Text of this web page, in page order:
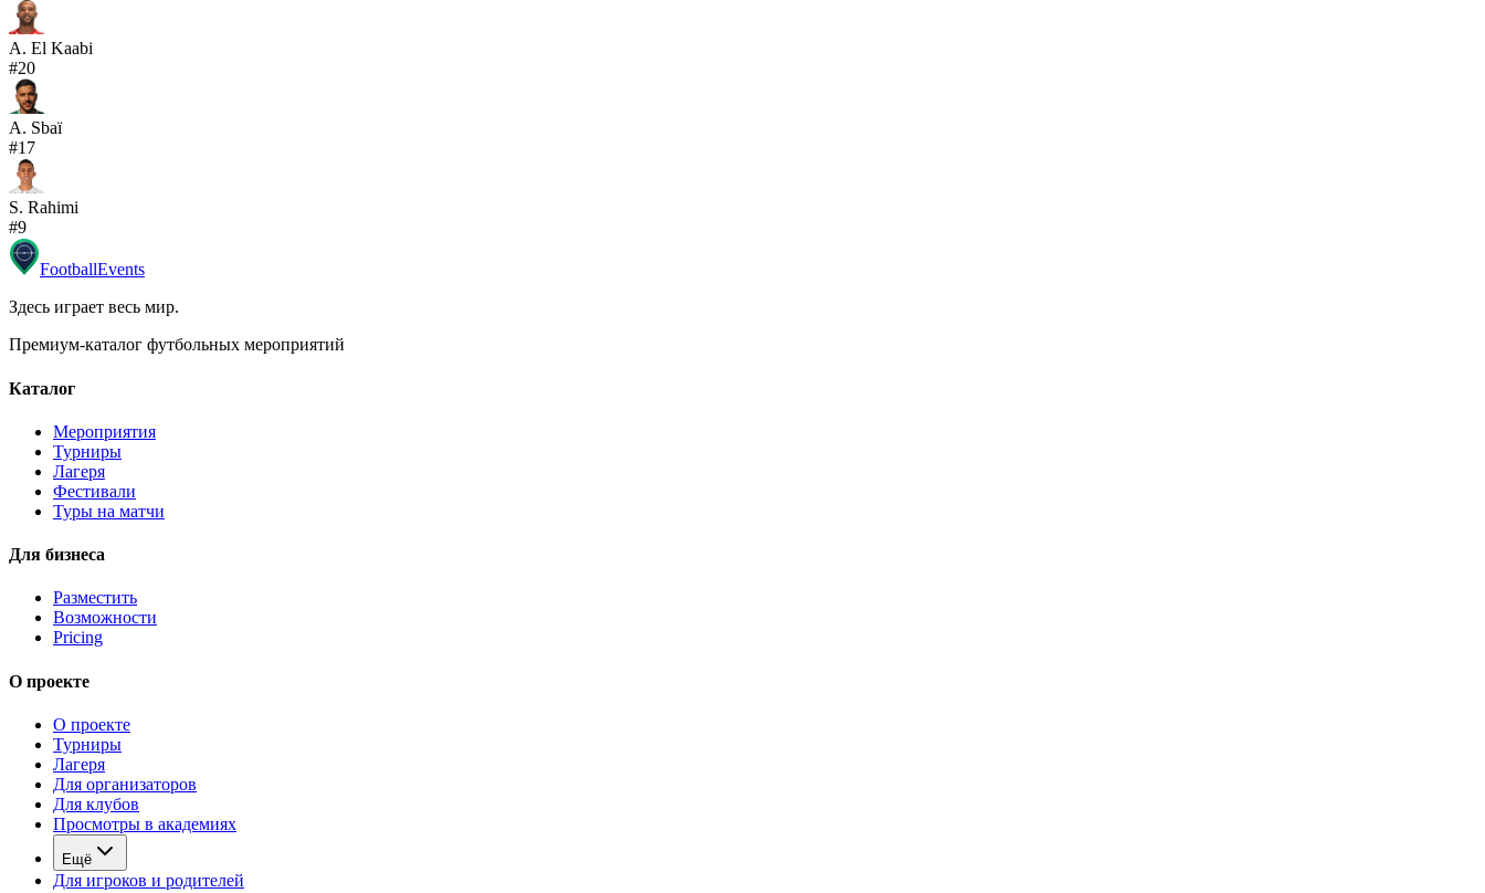
A. El Kaabi
#20
A. Sbaï
#17
S. Rahimi
#9
FootballEvents
Здесь играет весь мир.
Премиум-каталог футбольных мероприятий
Каталог
Мероприятия
Турниры
Лагеря
Фестивали
Туры на матчи
Для бизнеса
Разместить
Возможности
Pricing
О проекте
О проекте
Турниры
Лагеря
Для организаторов
Для клубов
Просмотры в академиях
Ещё
Для игроков и родителей